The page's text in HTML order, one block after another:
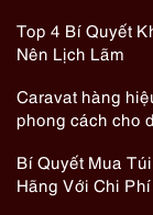
Top 4 Bí Quyết
Nên Lịch Lãm
Caravat hàng
phong cách cho
Bí Quyết Mua
Hãng Với Chi